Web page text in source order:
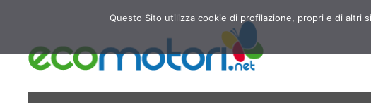
Questo Sito utilizza cookie di profilazione, propri e di altri